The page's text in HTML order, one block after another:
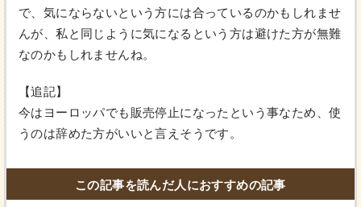
で、気にならないという方には合っているのかもしれませ
んが、私と同じように気になるという方は避けた方が無難
なのかもしれませんね。
【追記】
今はヨーロッパでも販売停止になったという事なため、使
うのは辞めた方がいいと言えそうです。
この記事を読んだ人におすすめの記事